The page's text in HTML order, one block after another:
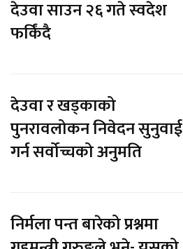
देउवा साउन २६ गते स्वदेश
फर्किंदै
देउवा र खड्काको
पुनरावलोकन निवेदन सुनुवाई
गर्न सर्वोच्चको अनुमति
निर्मला पन्त बारेको प्रश्नमा